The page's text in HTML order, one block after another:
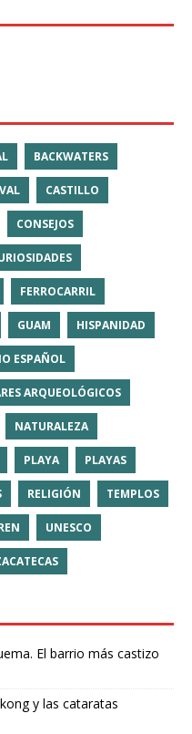
BACKWATERS
CASTILLO
CONSEJOS
FERROCARRIL
GUAM HISPANIDAD
ESPAÑOL
ARQUEOLÓGICOS
NATURALEZA
PLAYA PLAYAS
RELIGIÓN TEMPLOS
UNESCO
El barrio más castizo
y las cataratas